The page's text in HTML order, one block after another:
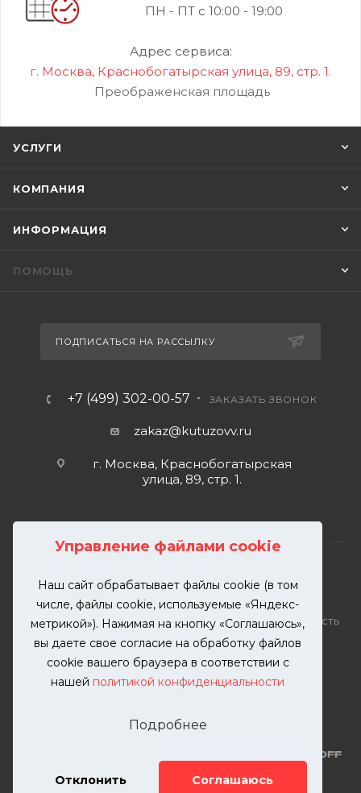
Управление файлами cookie
Наш сайт обрабатывает файлы cookie (в том
числе, файлы cookie, используемые «Яндекс-
метрикой»). Нажимая на кнопку «Соглашаюсь»,
вы даете свое согласие на обработку файлов
cookie вашего браузера в соответствии с
нашей политикой конфиденциальности
Подробнее
Отклонить Соглашаюсь
ПН - ПТ с 10:00 - 19:00
Адрес сервиса:
г. Москва, Краснобогатырская улица, 89, стр. 1.
Преображенская площадь
УСЛУГИ
КОМПАНИЯ
ИНФОРМАЦИЯ
ПОМОЩЬ
ПОДПИСАТЬСЯ НА РАССЫЛКУ
+7 (499) 302-00-57 ЗАКАЗАТЬ ЗВОНОК
zakaz@kutuzovv.ru
г. Москва, Краснобогатырская
улица, 89, стр. 1.
2026 © KUTUZOVV | Кузовной ремонт и покраска
автомобилей. Вся информация на сайте – собственность
ООО "КУТУЗОВВ"
Публикация информации с сайта KUTUZOVV.RU без
Почта: zakaz@kutuzovv.ru